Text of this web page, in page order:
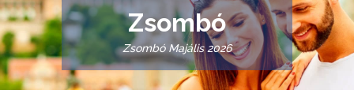
Zsombó
Zsombó Majális 2026